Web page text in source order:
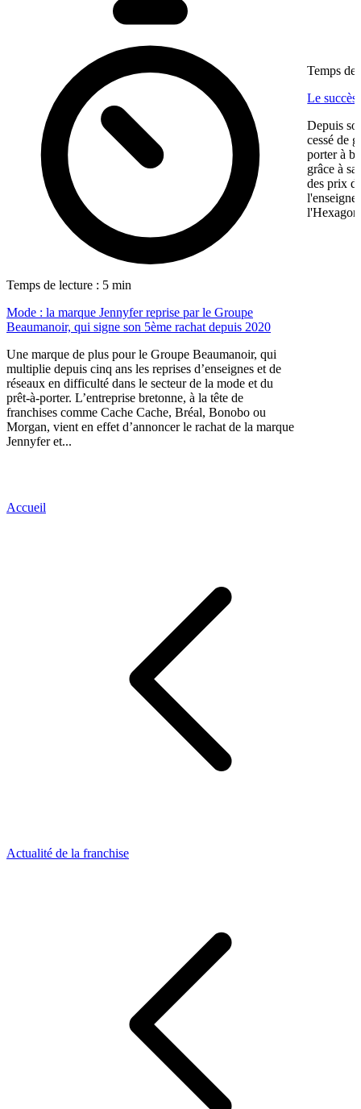
Temps de lecture : 5 min
Mode : la marque Jennyfer reprise par le Groupe
Beaumanoir, qui signe son 5ème rachat depuis 2020
Une marque de plus pour le Groupe Beaumanoir, qui
multiplie depuis cinq ans les reprises d’enseignes et de
réseaux en difficulté dans le secteur de la mode et du
prêt-à-porter. L’entreprise bretonne, à la tête de
franchises comme Cache Cache, Bréal, Bonobo ou
Morgan, vient en effet d’annoncer le rachat de la marque
Jennyfer et...
Temps de
Le succès
Depuis
cessé de
porter à
grâce à
des prix
l'enseigne
Accueil
Actualité de la franchise